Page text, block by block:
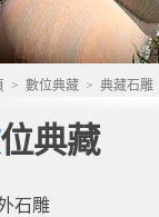
> 數位典藏 > 典藏石雕
數位典藏
石雕